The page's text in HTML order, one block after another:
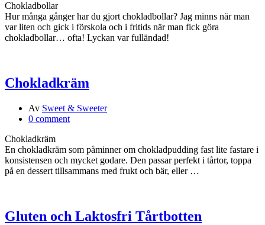
Chokladbollar
Hur många gånger har du gjort chokladbollar? Jag minns när man
var liten och gick i förskola och i fritids när man fick göra
chokladbollar… ofta! Lyckan var fulländad!
Chokladkräm
Av Sweet & Sweeter
0 comment
Chokladkräm
En chokladkräm som påminner om chokladpudding fast lite fastare i
konsistensen och mycket godare. Den passar perfekt i tårtor, toppa
på en dessert tillsammans med frukt och bär, eller …
Gluten och Laktosfri Tårtbotten